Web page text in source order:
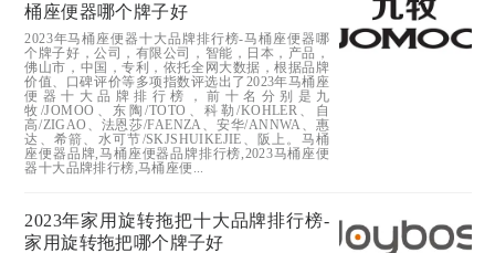
桶座便器哪个牌子好
2023年马桶座便器十大品牌排行榜-马桶座便器哪
个牌子好，公司，有限公司，智能，日本，产品，
佛山市，中国，专利，依托全网大数据，根据品牌
价值、口碑评价等多项指数评选出了2023年马桶座
便器十大品牌排行榜，前十名分别是九
牧/JOMOO、东陶/TOTO、科勒/KOHLER、自
高/ZIGAO、法恩莎/FAENZA、安华/ANNWA、惠
达、希箭、水可节/SKJSHUIKEJIE、阪上。马桶
座便器品牌,马桶座便器品牌排行榜,2023马桶座便
器十大品牌排行榜,马桶座便...
2023年家用旋转拖把十大品牌排行榜-
家用旋转拖把哪个牌子好